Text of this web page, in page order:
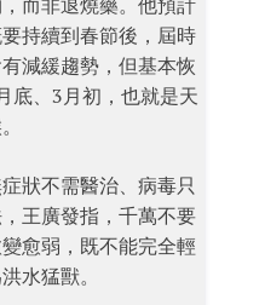
持續到春節後，屆時
減緩趨勢，但基本恢
底、3月初，也就是天
狀不需醫治、病毒只
王廣發指，千萬不要
愈弱，既不能完全輕
水猛獸。